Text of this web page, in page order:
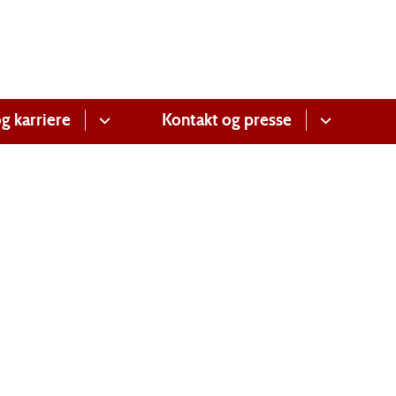
karriere Kontakt og presse